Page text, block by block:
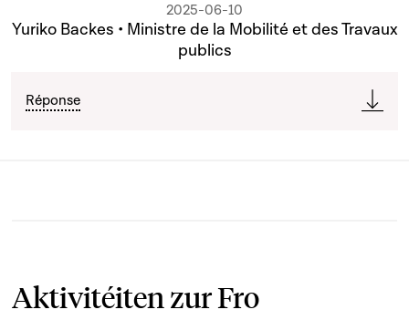
2025-06-10
Yuriko Backes • Ministre de la Mobilité et des Travaux
publics
Réponse
Aktivitéiten zur Fro